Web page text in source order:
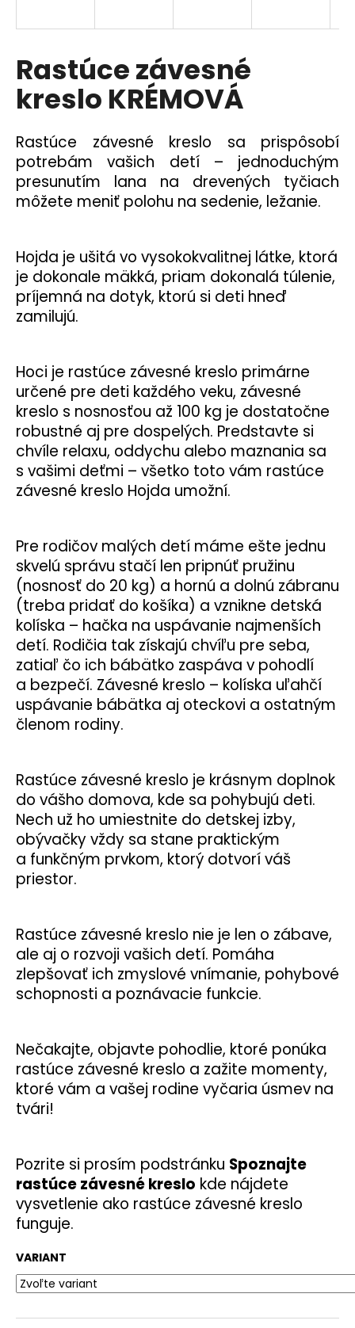
Rastúce závesné
kreslo KRÉMOVÁ
Rastúce závesné kreslo sa prispôsobí
potrebám vašich detí – jednoduchým
presunutím lana na drevených tyčiach
môžete meniť polohu na sedenie, ležanie.
Hojda je ušitá vo vysokokvalitnej látke, ktorá
je dokonale mäkká, priam dokonalá túlenie,
príjemná na dotyk, ktorú si deti hneď
zamilujú.
Hoci je rastúce závesné kreslo primárne
určené pre deti každého veku, závesné
kreslo s nosnosťou až 100 kg je dostatočne
robustné aj pre dospelých. Predstavte si
chvíle relaxu, oddychu alebo maznania sa
s vašimi deťmi – všetko toto vám rastúce
závesné kreslo Hojda umožní.
Pre rodičov malých detí máme ešte jednu
skvelú správu stačí len pripnúť pružinu
(nosnosť do 20 kg) a hornú a dolnú zábranu
(treba pridať do košíka) a vznikne detská
kolíska – hačka na uspávanie najmenších
detí. Rodičia tak získajú chvíľu pre seba,
zatiaľ čo ich bábätko zaspáva v pohodlí
a bezpečí. Závesné kreslo – kolíska uľahčí
uspávanie bábätka aj oteckovi a ostatným
členom rodiny.
Rastúce závesné kreslo je krásnym doplnok
do vášho domova, kde sa pohybujú deti.
Nech už ho umiestnite do detskej izby,
obývačky vždy sa stane praktickým
a funkčným prvkom, ktorý dotvorí váš
priestor.
Rastúce závesné kreslo nie je len o zábave,
ale aj o rozvoji vašich detí. Pomáha
zlepšovať ich zmyslové vnímanie, pohybové
schopnosti a poznávacie funkcie.
Nečakajte, objavte pohodlie, ktoré ponúka
rastúce závesné kreslo a zažite momenty,
ktoré vám a vašej rodine vyčaria úsmev na
tvári!
Pozrite si prosím podstránku Spoznajte
rastúce závesné kreslo kde nájdete
vysvetlenie ako rastúce závesné kreslo
funguje.
VARIANT
s
ť
?
HĽADAŤ